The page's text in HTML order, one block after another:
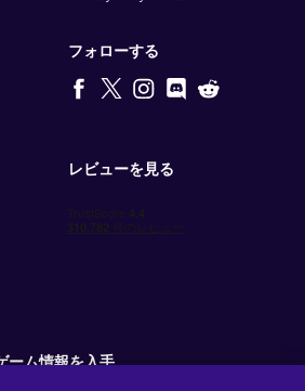
フォローする
レビューを見る
ーム情報を入手